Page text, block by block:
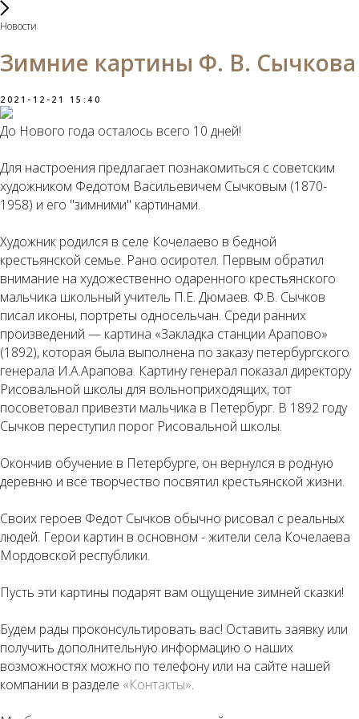
Новости
Зимние картины Ф. В. Сычкова
2021-12-21 15:40
До Нового года осталось всего 10 дней!
Для настроения предлагает познакомиться с советским
художником Федотом Васильевичем Сычковым (1870-
1958) и его "зимними" картинами.
Художник родился в селе Кочелаево в бедной
крестьянской семье. Рано осиротел. Первым обратил
внимание на художественно одаренного крестьянского
мальчика школьный учитель П.Е. Дюмаев. Ф.В. Сычков
писал иконы, портреты односельчан. Среди ранних
произведений — картина «Закладка станции Арапово»
(1892), которая была выполнена по заказу петербургского
генерала И.А.Арапова. Картину генерал показал директору
Рисовальной школы для вольноприходящих, тот
посоветовал привезти мальчика в Петербург. В 1892 году
Сычков переступил порог Рисовальной школы.
Окончив обучение в Петербурге, он вернулся в родную
деревню и всё творчество посвятил крестьянской жизни.
Своих героев Федот Сычков обычно рисовал с реальных
людей. Герои картин в основном - жители села Кочелаева
Мордовской республики.
Пусть эти картины подарят вам ощущение зимней сказки!
Будем рады проконсультировать вас! Оставить заявку или
получить дополнительную информацию о наших
возможностях можно по телефону или на сайте нашей
компании в разделе «Контакты».